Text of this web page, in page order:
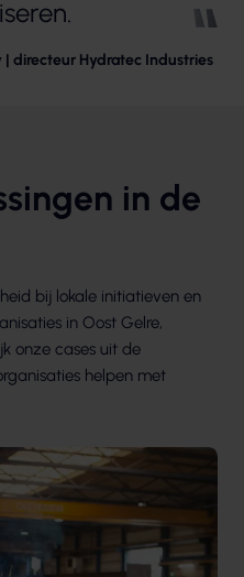
directeur Hydratec Industries
in de
bij lokale initiatieven en
in Oost Gelre,
onze cases uit de
helpen met